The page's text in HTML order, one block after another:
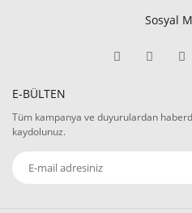
Sosyal
E-BÜLTEN
Tüm kampanya ve duyurulardan
kaydolunuz.